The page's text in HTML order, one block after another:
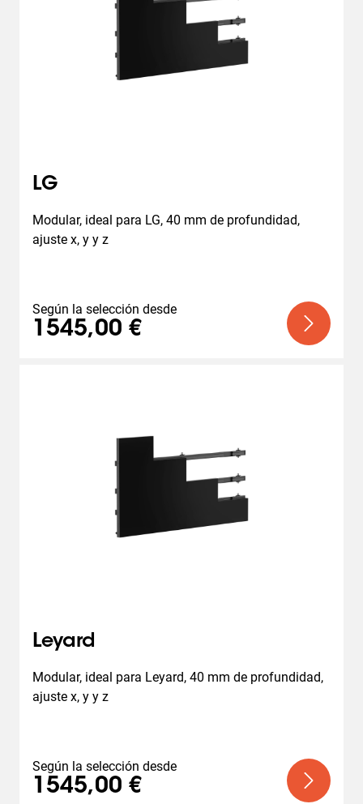
LG
Modular, ideal para LG, 40 mm de profundidad,
ajuste x, y y z
Según la selección desde
1545,00 €
Leyard
Modular, ideal para Leyard, 40 mm de profundidad,
ajuste x, y y z
Según la selección desde
1545,00 €